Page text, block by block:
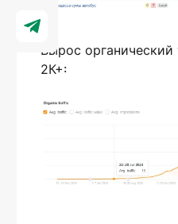
Вырос органический
2К+: